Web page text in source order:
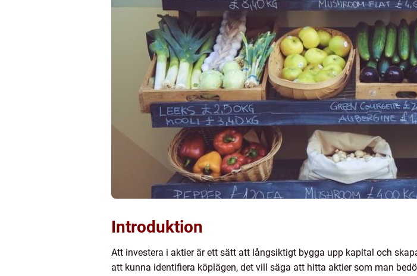
Introduktion
Att investera i aktier är ett sätt att långsiktigt bygga upp kapital och
att kunna identifiera köplägen, det vill säga att hitta aktier som man